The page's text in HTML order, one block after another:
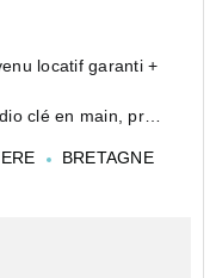
locatif garanti +
clé en main, prêt
semaine offerte en
BRETAGNE